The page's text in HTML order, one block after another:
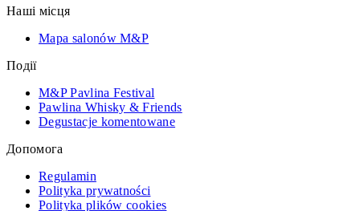
Наші місця
Mapa salonów M&P
Події
M&P Pavlina Festival
Pawlina Whisky & Friends
Degustacje komentowane
Допомога
Regulamin
Polityka prywatności
Polityka plików cookies